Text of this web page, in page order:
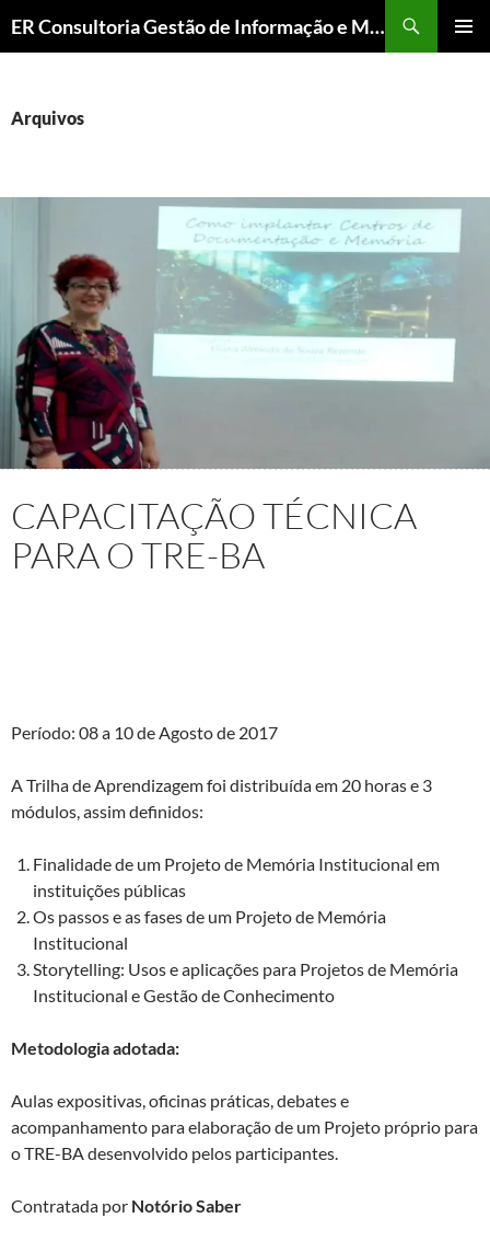
ER Consultoria Gestão de Informação e Memória Institucional
CONTEÚDO
Arquivos
CAPACITAÇÃO TÉCNICA
PARA O TRE-BA
Período: 08 a 10 de Agosto de 2017
A Trilha de Aprendizagem foi distribuída em 20 horas e 3
módulos, assim definidos:
Finalidade de um Projeto de Memória Institucional em
instituições públicas
Os passos e as fases de um Projeto de Memória
Institucional
Storytelling: Usos e aplicações para Projetos de Memória
Institucional e Gestão de Conhecimento
Metodologia adotada:
Aulas expositivas, oficinas práticas, debates e
acompanhamento para elaboração de um Projeto próprio para
o TRE-BA desenvolvido pelos participantes.
Contratada por Notório Saber